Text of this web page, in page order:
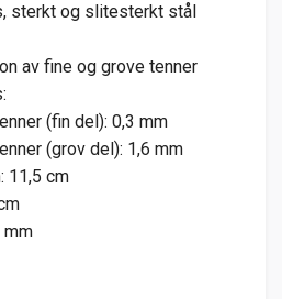
sterkt og slitesterkt stål
av fine og grove tenner
(fin del): 0,3 mm
(grov del): 1,6 mm
11,5 cm
mm